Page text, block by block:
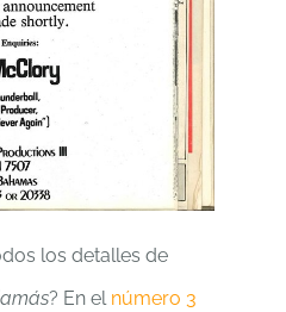
los detalles de
? En el número 3